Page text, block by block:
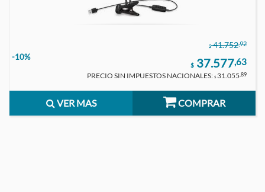
$ 41.752,92
-10%
$ 37.577,63
PRECIO SIN IMPUESTOS NACIONALES: $ 31.055,89
VER MAS COMPRAR